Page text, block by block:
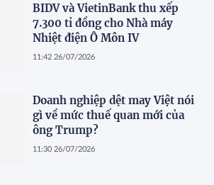
BIDV và VietinBank thu xếp
7.300 tỉ đồng cho Nhà máy
Nhiệt điện Ô Môn IV
11:42 26/07/2026
Doanh nghiệp dệt may Việt nói
gì về mức thuế quan mới của
ông Trump?
11:30 26/07/2026